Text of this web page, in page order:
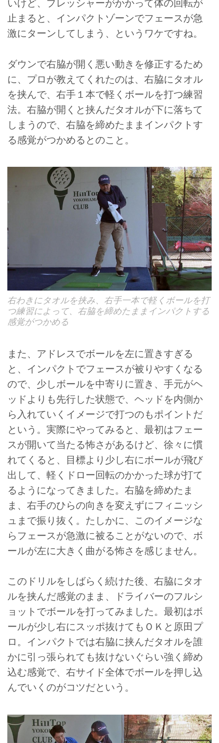
いけど、プレッシャーがかかって体の回転が
止まると、インパクトゾーンでフェースが急
激にターンしてしまう、というワケですね。
ダウンで右脇が開く悪い動きを修正するため
に、プロが教えてくれたのは、右脇にタオル
を挟んで、右手１本で軽くボールを打つ練習
法。右脇が開くと挟んだタオルが下に落ちて
しまうので、右脇を締めたままインパクトす
る感覚がつかめるとのこと。
右わきにタオルを挟み、右手一本で軽くボールを打
つ練習によって、右脇を締めたままインパクトする
感覚がつかめる
また、アドレスでボールを左に置きすぎる
と、インパクトでフェースが被りやすくなる
ので、少しボールを中寄りに置き、手元がヘ
ッドよりも先行した状態で、ヘッドを内側か
ら入れていくイメージで打つのもポイントだ
という。実際にやってみると、最初はフェー
スが開いて当たる怖さがあるけど、徐々に慣
れてくると、目標より少し右にボールが飛び
出して、軽くドロー回転のかかった球が打て
るようになってきました。右脇を締めたま
ま、右手のひらの向きを変えずにフィニッシ
ュまで振り抜く。たしかに、このイメージな
らフェースが急激に被ることがないので、ボ
ールが左に大きく曲がる怖さを感じません。
このドリルをしばらく続けた後、右脇にタオ
ルを挟んだ感覚のまま、ドライバーのフルシ
ョットでボールを打ってみました。最初はボ
ールが少し右にスッポ抜けてもＯＫと原田プ
ロ。インパクトでは右脇に挟んだタオルを誰
かに引っ張られても抜けないぐらい強く締め
込む感覚で、右サイド全体でボールを押し込
んでいくのがコツだという。